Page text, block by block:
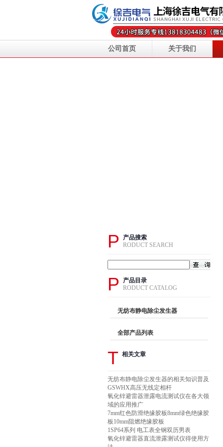
公司首页 关于我们
P
产品搜索
RODUCT SEARCH
P
产品目录
RODUCT CATALOG
无纺布静电除尘发生器
全部产品列表
T 相关文章
无纺布静电除尘发生器的相关知识普及
GSWHX高压无线定相杆
氧化锌避雷器泄露电流测试仪在各大领
域的应用推广
7mm红色防滑绝缘胶板8mm绿色绝缘胶
板10mm阻燃绝缘胶板
1SP64系列 电工表全钢双历男表
氧化锌避雷器直流泄露测试仪得使用方